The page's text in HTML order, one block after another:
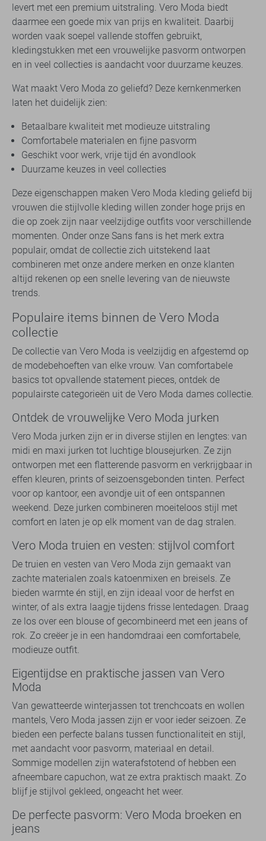
levert met een premium uitstraling. Vero Moda biedt
daarmee een goede mix van prijs en kwaliteit. Daarbij
worden vaak soepel vallende stoffen gebruikt,
kledingstukken met een vrouwelijke pasvorm ontworpen
en in veel collecties is aandacht voor duurzame keuzes.
Wat maakt Vero Moda zo geliefd? Deze kernkenmerken
laten het duidelijk zien:
Betaalbare kwaliteit met modieuze uitstraling
Comfortabele materialen en fijne pasvorm
Geschikt voor werk, vrije tijd én avondlook
Duurzame keuzes in veel collecties
Deze eigenschappen maken Vero Moda kleding geliefd bij
vrouwen die stijlvolle kleding willen zonder hoge prijs en
die op zoek zijn naar veelzijdige outfits voor verschillende
momenten. Onder onze Sans fans is het merk extra
populair, omdat de collectie zich uitstekend laat
combineren met onze andere merken en onze klanten
altijd rekenen op een snelle levering van de nieuwste
trends.
Populaire items binnen de Vero Moda
collectie
De collectie van Vero Moda is veelzijdig en afgestemd op
de modebehoeften van elke vrouw. Van comfortabele
basics tot opvallende statement pieces, ontdek de
populairste categorieën uit de Vero Moda dames collectie.
Ontdek de vrouwelijke Vero Moda jurken
Vero Moda jurken zijn er in diverse stijlen en lengtes: van
midi en maxi jurken tot luchtige blousejurken. Ze zijn
ontworpen met een flatterende pasvorm en verkrijgbaar in
effen kleuren, prints of seizoensgebonden tinten. Perfect
voor op kantoor, een avondje uit of een ontspannen
weekend. Deze jurken combineren moeiteloos stijl met
comfort en laten je op elk moment van de dag stralen.
Vero Moda truien en vesten: stijlvol comfort
De truien en vesten van Vero Moda zijn gemaakt van
zachte materialen zoals katoenmixen en breisels. Ze
bieden warmte én stijl, en zijn ideaal voor de herfst en
winter, of als extra laagje tijdens frisse lentedagen. Draag
ze los over een blouse of gecombineerd met een jeans of
rok. Zo creëer je in een handomdraai een comfortabele,
modieuze outfit.
Eigentijdse en praktische jassen van Vero
Moda
Van gewatteerde winterjassen tot trenchcoats en wollen
mantels, Vero Moda jassen zijn er voor ieder seizoen. Ze
bieden een perfecte balans tussen functionaliteit en stijl,
met aandacht voor pasvorm, materiaal en detail.
Sommige modellen zijn waterafstotend of hebben een
afneembare capuchon, wat ze extra praktisch maakt. Zo
blijf je stijlvol gekleed, ongeacht het weer.
De perfecte pasvorm: Vero Moda broeken en
jeans